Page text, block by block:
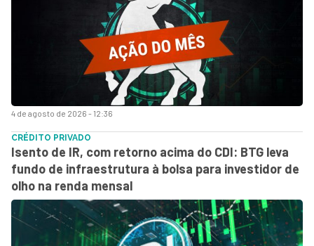
4 de agosto de 2026 - 12:36
CRÉDITO PRIVADO
Isento de IR, com retorno acima do CDI: BTG leva
fundo de infraestrutura à bolsa para investidor de
olho na renda mensal